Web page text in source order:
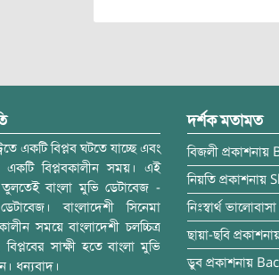
একটি বিপ্লব ঘটতে যাচ্ছে এবং
বিপ্লবকালীন সময়। এই
বাংলা মুভি ডেটাবেজ -
বাংলাদেশী সিনেমা
সময়ে বাংলাদেশী চলচ্চিত্র
সাক্ষী হতে বাংলা মুভি
ধন্যবাদ।
দর্শক মতামত
বিজলী প্রকাশনায়
নিয়তি প্রকাশনায়
নিঃস্বার্থ ভালোবাসা
ছায়া-ছবি
ডুব প্রকাশনায়